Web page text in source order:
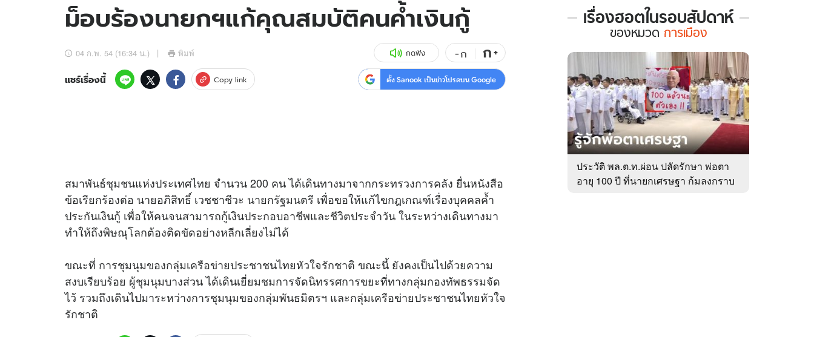
ข่าวบันเทิง
อัปเดตจีน
สถิติหวยไทย
วัยรุ่น
รถยนต์
สุขภาพ
คลิป
พอดแคสต์
ดูทีวี
ดาวน์โหลดสนุกแอปฟรี ติดตามสนุกโซเชียลได้ที่
2569
ม็อบร้องนายกฯแก้คุณสมบัติคนค้ำเงินกู้
04 ก.พ. 54 (16:34 น.) พิมพ์ กดฟัง -ก ก+
แชร์เรื่องนี้ Copy link ตั้ง Sanook เป็นข่าวโปรดบน Google
สมาพันธ์ชุมชนแห่งประเทศไทย จำนวน 200 คน ได้เดินทางมาจากกระทรวงการคลัง ยื่นหนังสือ
ข้อเรียกร้องต่อ นายอภิสิทธิ์ เวชชาชีวะ นายกรัฐมนตรี เพื่อขอให้แก้ไขกฎเกณฑ์เรื่องบุคคลค้ำ
ประกันเงินกู้ เพื่อให้คนจนสามารถกู้เงินประกอบอาชีพและชีวิตประจำวัน ในระหว่างเดินทางมา
ทำให้ถึงพิษณุโลกต้องติดขัดอย่างหลีกเลี่ยงไม่ได้
ขณะที่ การชุมนุมของกลุ่มเครือข่ายประชาชนไทยหัวใจรักชาติ ขณะนี้ ยังคงเป็นไปด้วยความ
สงบเรียบร้อย ผู้ชุมนุมบางส่วน ได้เดินเยี่ยมชมการจัดนิทรรศการขยะที่ทางกลุ่มกองทัพธรรมจัด
ไว้ รวมถึงเดินไปมาระหว่างการชุมนุมของกลุ่มพันธมิตรฯ และกลุ่มเครือข่ายประชาชนไทยหัวใจ
รักชาติ
เรื่องฮอตในรอบสัปดาห์
เรื่อง
ใน
สัปดาห์
ของ
หมวด
การเมือง
ของหมวด การเมือง
ประวัติ พล.ต.ท.ผ่อน ปลัดรักษา พ่อตา
อายุ 100 ปี ที่นายกเศรษฐา ก้มลงกราบ